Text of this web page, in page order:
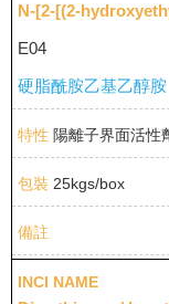
N-[2-[(2-
E04
硬脂酰胺乙基乙醇胺
陽離子界面活性
25kgs/box